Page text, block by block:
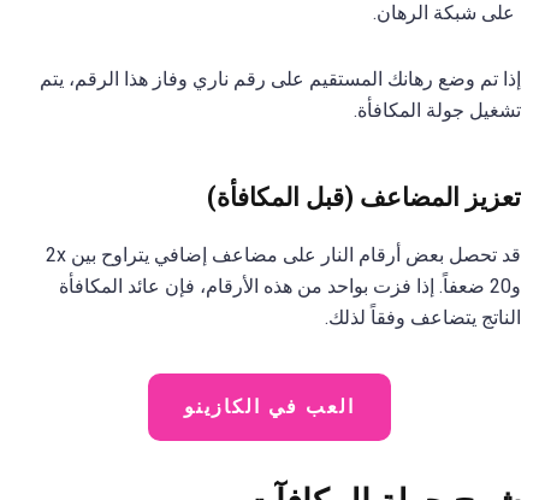
على شبكة الرهان.
إذا تم وضع رهانك المستقيم على رقم ناري وفاز هذا الرقم، يتم
تشغيل جولة المكافأة.
تعزيز المضاعف (قبل المكافأة)
قد تحصل بعض أرقام النار على مضاعف إضافي يتراوح بين 2x
و20 ضعفاً. إذا فزت بواحد من هذه الأرقام، فإن عائد المكافأة
الناتج يتضاعف وفقاً لذلك.
العب في الكازينو